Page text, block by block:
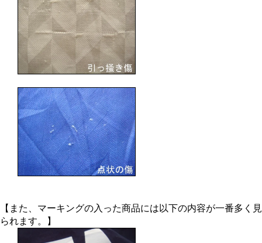
【また、マーキングの入った商品には以下の内容が一番多く見
られます。】